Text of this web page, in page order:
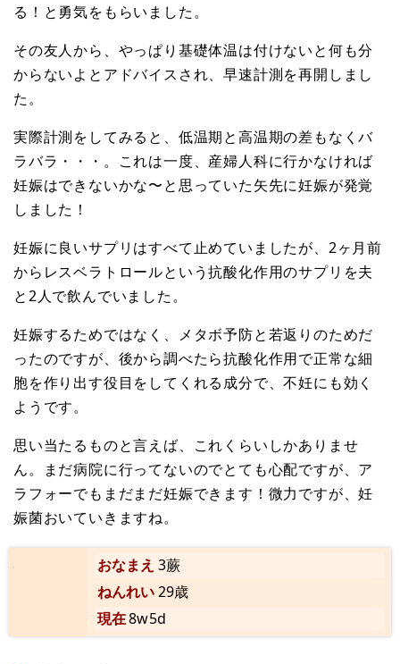
る！と勇気をもらいました。
その友人から、やっぱり基礎体温は付けないと何も分
からないよとアドバイスされ、早速計測を再開しまし
た。
実際計測をしてみると、低温期と高温期の差もなくバ
ラバラ・・・。これは一度、産婦人科に行かなければ
妊娠はできないかな〜と思っていた矢先に妊娠が発覚
しました！
妊娠に良いサプリはすべて止めていましたが、2ヶ月前
からレスベラトロールという抗酸化作用のサプリを夫
と2人で飲んでいました。
妊娠するためではなく、メタボ予防と若返りのためだ
ったのですが、後から調べたら抗酸化作用で正常な細
胞を作り出す役目をしてくれる成分で、不妊にも効く
ようです。
思い当たるものと言えば、これくらいしかありませ
ん。まだ病院に行ってないのでとても心配ですが、ア
ラフォーでもまだまだ妊娠できます！微力ですが、妊
娠菌おいていきますね。
おなまえ 3蕨
ねんれい29歳
現在8w5d